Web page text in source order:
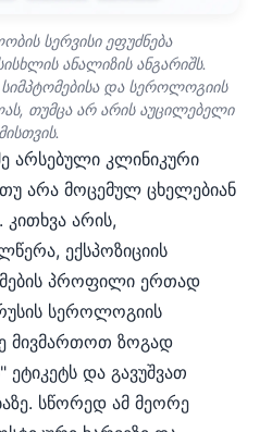
სერვისი ეფუძნება
ანალიზის ანგარიშს.
სიმპტომებისა და სეროლოგიის
თუმცა არ არის აუცილებელი
მისთვის.
არსებული კლინიკური
არა მოცემულ ცხელებიან
კითხვა არის,
ექსპოზიციის
პროფილი ერთად
სეროლოგიის
მივმართოთ ზოგად
და გავუშვათ
სწორედ ამ მეორე